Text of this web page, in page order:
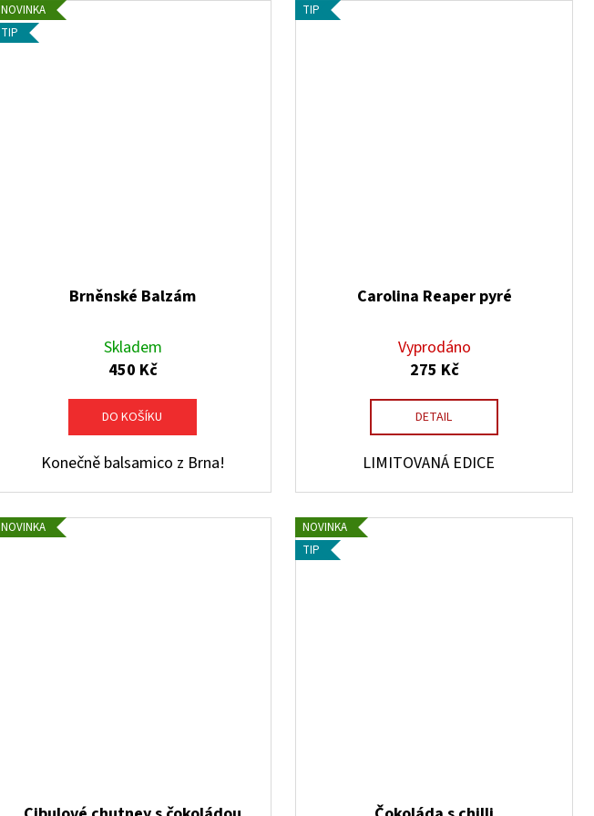
NOVINKA
TIP
Brněnské Balzám
Skladem
450 Kč
DO KOŠÍKU
Konečně balsamico z Brna!
TIP
Carolina Reaper pyré
Vyprodáno
275 Kč
DETAIL
LIMITOVANÁ EDICE
NOVINKA
NOVINKA
TIP